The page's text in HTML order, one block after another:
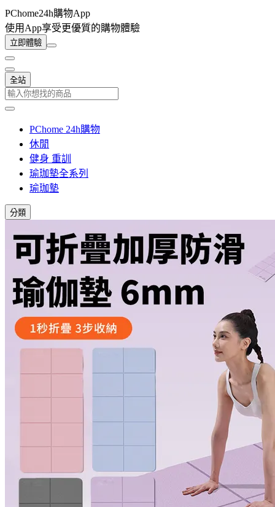
PChome24h購物App
使用App享受更優質的購物體驗
立即體驗
全站
PChome 24h購物
休閒
健身 重訓
瑜珈墊全系列
瑜珈墊
分類